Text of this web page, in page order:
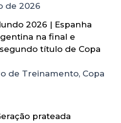
de 2026
2026 | Espanha
na final e
título de Copa
de Treinamento, Copa
prateada